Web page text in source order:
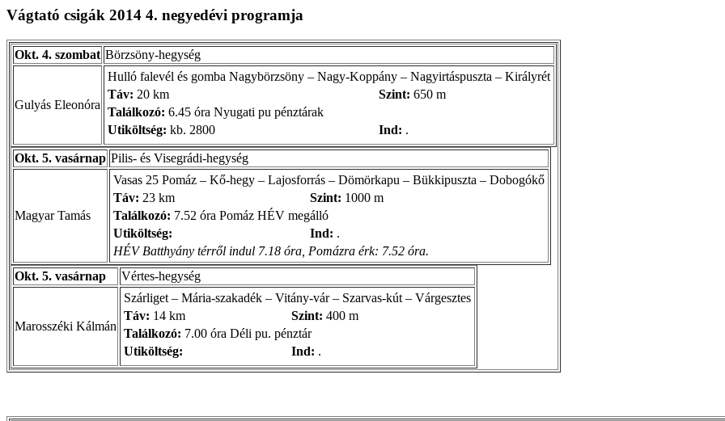
Vágtató csigák 2014 4. negyedévi programja
Okt. 4. szombat Börzsöny-hegység
Gulyás Eleonóra
Hulló falevél és gomba Nagybörzsöny – Nagy-Koppány – Nagyirtáspuszta – Királyrét
Táv: 20 km Szint: 650 m
Találkozó: 6.45 óra Nyugati pu pénztárak
Utiköltség: kb. 2800 Ind: .
Okt. 5. vasárnap Pilis- és Visegrádi-hegység
Magyar Tamás
Vasas 25 Pomáz – Kő-hegy – Lajosforrás – Dömörkapu – Bükkipuszta – Dobogókő
Táv: 23 km Szint: 1000 m
Találkozó: 7.52 óra Pomáz HÉV megálló
Utiköltség:
Ind: .
HÉV Batthyány térről indul 7.18 óra, Pomázra érk: 7.52 óra.
Okt. 5. vasárnap
Vértes-hegység
Marosszéki Kálmán
Szárliget – Mária-szakadék – Vitány-vár – Szarvas-kút – Várgesztes
Táv: 14 km Szint: 400 m
Találkozó: 7.00 óra Déli pu. pénztár
Utiköltség:
Ind: .